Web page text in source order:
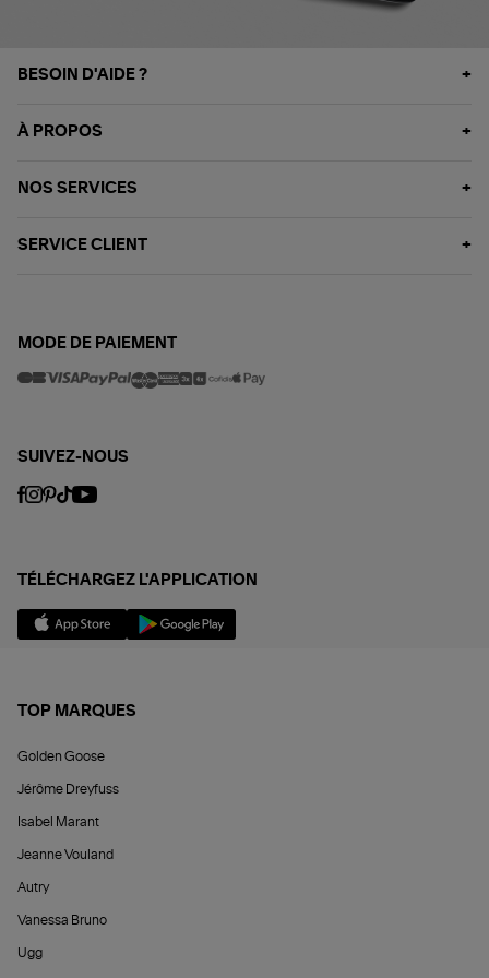
BESOIN D'AIDE ?
À PROPOS
NOS SERVICES
SERVICE CLIENT
MODE DE PAIEMENT
SUIVEZ-NOUS
TÉLÉCHARGEZ L'APPLICATION
TOP MARQUES
Golden Goose
Jérôme Dreyfuss
Isabel Marant
Jeanne Vouland
Autry
Vanessa Bruno
Ugg